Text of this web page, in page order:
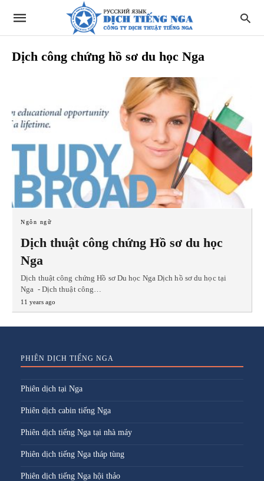
Dịch công chứng hồ sơ du học Nga
Ngôn ngữ
Dịch thuật công chứng Hồ sơ du học
Nga
Dịch thuật công chứng Hồ sơ Du học Nga Dịch hồ sơ du học tại
Nga - Dịch thuật công…
11 years ago
PHIÊN DỊCH TIẾNG NGA
Phiên dịch tại Nga
Phiên dịch cabin tiếng Nga
Phiên dịch tiếng Nga tại nhà máy
Phiên dịch tiếng Nga tháp tùng
Phiên dịch tiếng Nga hội thảo